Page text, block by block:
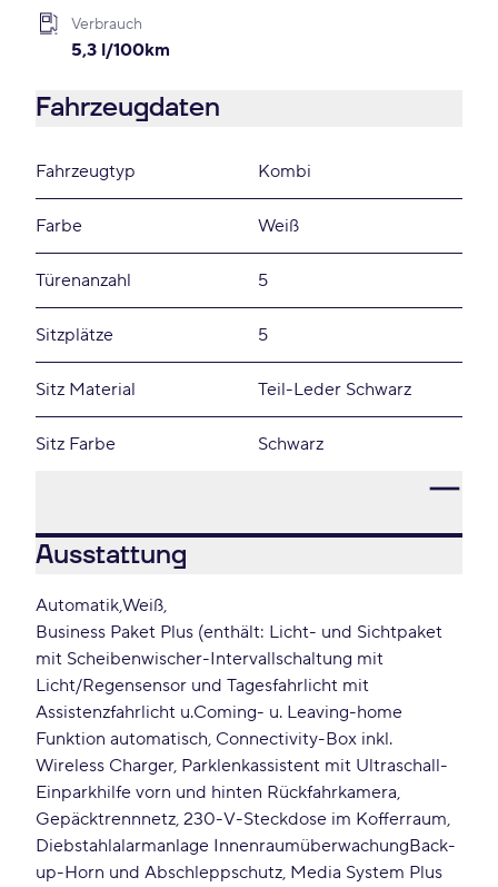
Verbrauch
5,3 l/100km
Fahrzeugdaten
Fahrzeugtyp Kombi
Farbe Weiß
Türenanzahl 5
Sitzplätze 5
Sitz Material Teil-Leder Schwarz
Sitz Farbe Schwarz
Ausstattung
AutomatikWeiß
Business Paket Plus (enthält: Licht- und Sichtpaket
mit Scheibenwischer-Intervallschaltung mit
Licht/Regensensor und Tagesfahrlicht mit
Assistenzfahrlicht u.Coming- u. Leaving-home
Funktion automatisch, Connectivity-Box inkl.
Wireless Charger, Parklenkassistent mit Ultraschall-
Einparkhilfe vorn und hinten Rückfahrkamera,
Gepäcktrennnetz, 230-V-Steckdose im Kofferraum,
Diebstahlalarmanlage InnenraumüberwachungBack-
up-Horn und Abschleppschutz, Media System Plus